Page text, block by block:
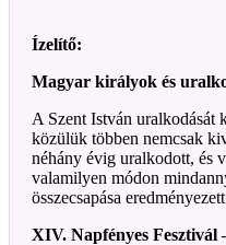
Ízelítő:
Magyar királyok és
A Szent István uralkodását
közülük többen nemcsak
néhány évig uralkodott, és
valamilyen módon
összecsapása
XIV. Napfényes Fesztivál